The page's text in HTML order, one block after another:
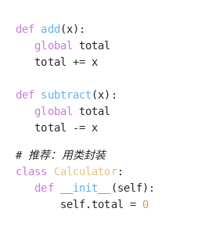
def add (x) :
global
total
total += x
def subtract (x) :
global
total
total -= x
# 推荐：用类封装
class
Calculator:
def
__init__ (self) :
self.total = 0